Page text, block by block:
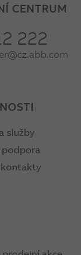
CENTRUM
222
služby
podpora
kontakty